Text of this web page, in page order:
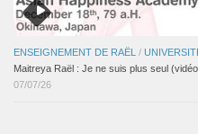
ENSEIGNEMENT DE RAËL /
Maitreya Raël : Je ne suis plus seul
07/07/26